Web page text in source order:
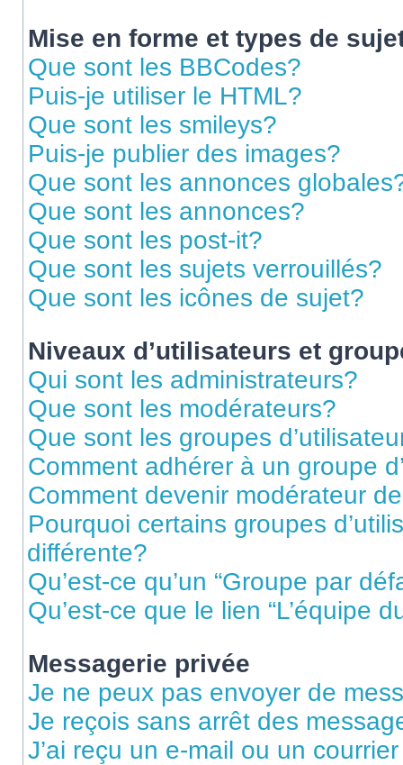
Mise en forme et types de
Que sont les BBCodes?
Puis-je utiliser le HTML?
Que sont les smileys?
Puis-je publier des images?
Que sont les annonces
Que sont les annonces?
Que sont les post-it?
Que sont les sujets verrouillés?
Que sont les icônes de sujet?
Niveaux d’utilisateurs et
Qui sont les administrateurs?
Que sont les modérateurs?
Que sont les groupes
Comment adhérer à un groupe
Comment devenir modérateur
Pourquoi certains groupes
différente?
Qu’est-ce qu’un “Groupe par
Qu’est-ce que le lien “L’équipe
Messagerie privée
Je ne peux pas envoyer de
Je reçois sans arrêt des
J’ai reçu un e-mail ou un